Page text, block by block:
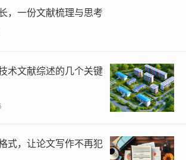
，一份文献梳理与思考
术文献综述的几个关键
式，让论文写作不再犯